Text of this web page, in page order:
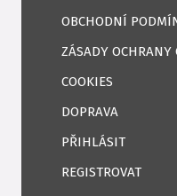
OBCHODNÍ
ZÁSADY
COOKIES
DOPRAVA
PŘIHLÁSIT
REGISTROVAT